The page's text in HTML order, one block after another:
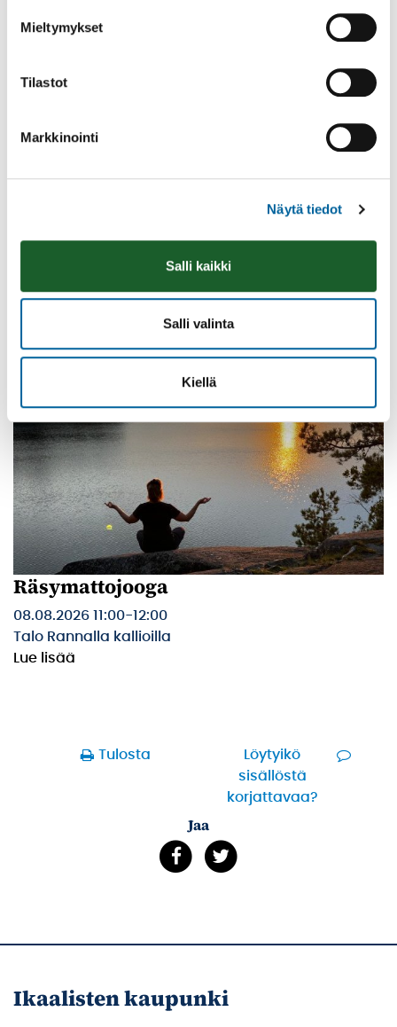
Mieltymykset
Tilastot
Markkinointi
Näytä tiedot
Salli kaikki
Salli valinta
Kiellä
Lue lisää
Räsymattojooga
08.08.2026 11:00-12:00
Talo Rannalla kallioilla
Lue lisää
Tulosta
Löytyikö
sisällöstä
korjattavaa?
Jaa
Ikaalisten kaupunki